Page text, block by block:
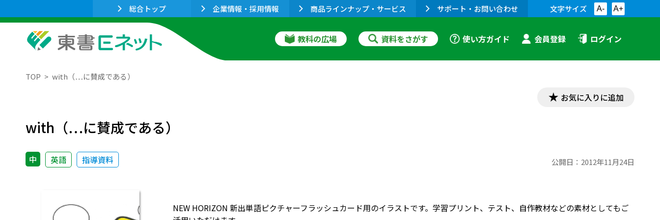
総合トップ 企業情報・採用情報 商品ラインナップ・サービス サポート・お問い合わせ 文字サイズ A- A+
教科の広場 資料をさがす 使い方ガイド 会員登録 ログイン
TOP with（…に賛成である）
お気に入りに追加
with（…に賛成である）
中 英語 指導資料 公開日： 2012年11月24日
NEW HORIZON 新出単語ピクチャーフラッシュカード用のイラストです。学習プリント、テスト、自作教材などの素材としてもご